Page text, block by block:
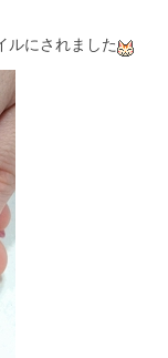
ルにされました